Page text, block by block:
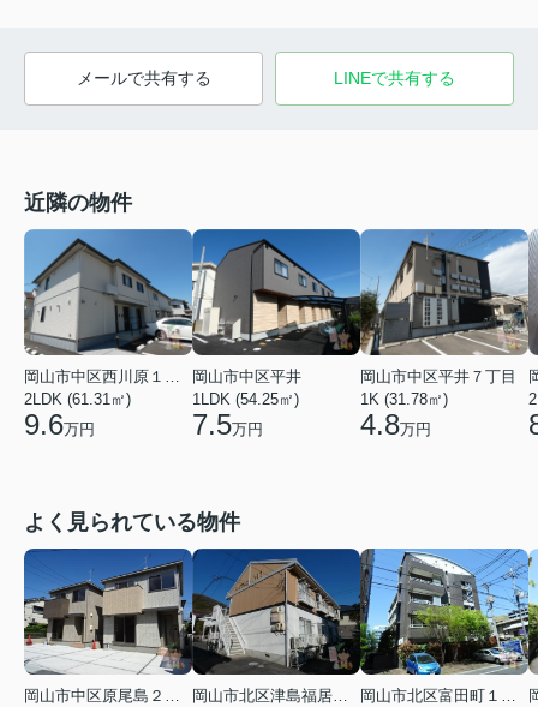
メールで共有する LINEで共有する
近隣の物件
2LDK (61.31㎡)
9.6万円
岡山市中区平井
1LDK (54.25㎡)
7.5万円
岡山市中区平井７丁目
1K (31.78㎡)
4.8万円
よく見られている物件